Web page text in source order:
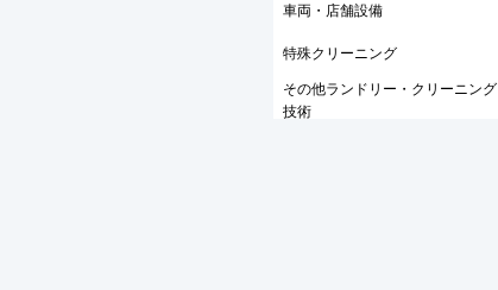
車両・店舗設備
特殊クリーニング
その他ランドリー・クリーニング
技術